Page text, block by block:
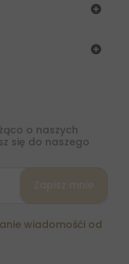
o naszych
się do naszego
wiadomośći od